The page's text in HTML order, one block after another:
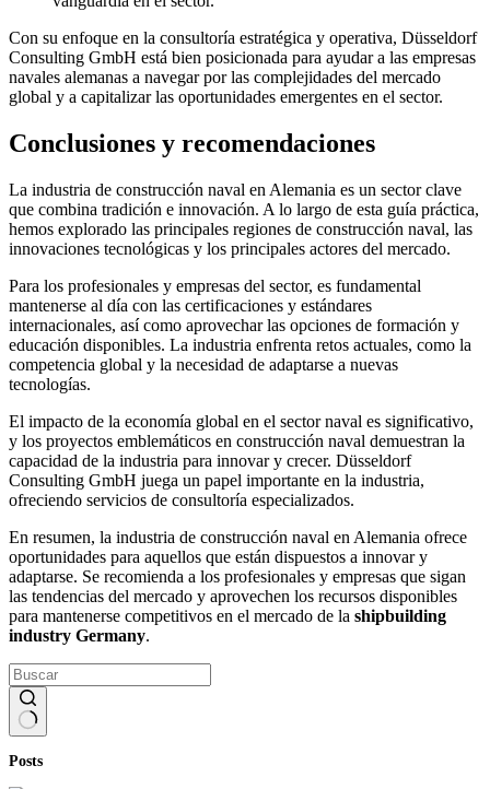
Con su enfoque en la consultoría estratégica y operativa, Düsseldorf
Consulting GmbH está bien posicionada para ayudar a las empresas
navales alemanas a navegar por las complejidades del mercado
global y a capitalizar las oportunidades emergentes en el sector.
Conclusiones y recomendaciones
La industria de construcción naval en Alemania es un sector clave
que combina tradición e innovación. A lo largo de esta guía práctica,
hemos explorado las principales regiones de construcción naval, las
innovaciones tecnológicas y los principales actores del mercado.
Para los profesionales y empresas del sector, es fundamental
mantenerse al día con las certificaciones y estándares
internacionales, así como aprovechar las opciones de formación y
educación disponibles. La industria enfrenta retos actuales, como la
competencia global y la necesidad de adaptarse a nuevas
tecnologías.
El impacto de la economía global en el sector naval es significativo,
y los proyectos emblemáticos en construcción naval demuestran la
capacidad de la industria para innovar y crecer. Düsseldorf
Consulting GmbH juega un papel importante en la industria,
ofreciendo servicios de consultoría especializados.
En resumen, la industria de construcción naval en Alemania ofrece
oportunidades para aquellos que están dispuestos a innovar y
adaptarse. Se recomienda a los profesionales y empresas que sigan
las tendencias del mercado y aprovechen los recursos disponibles
para mantenerse competitivos en el mercado de la shipbuilding
industry Germany.
resultados
Posts